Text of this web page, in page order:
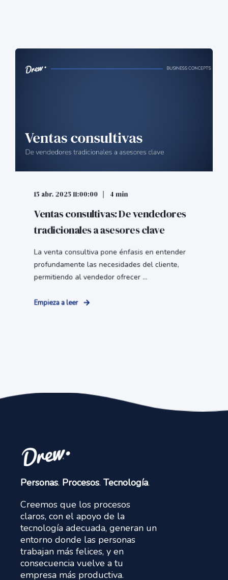
15 abr. 2025 11:00:00 4 min
Ventas consultivas: De vendedores
tradicionales a asesores clave
La venta consultiva pone énfasis en entender
profundamente las necesidades del cliente,
permitiendo al vendedor ofrecer ...
Empieza a leer
Personas. Procesos. Tecnología.
Creemos que los procesos
claros, con el apoyo de la
tecnología adecuada, generan un
entorno donde las personas
trabajan más felices, y en
consecuencia vuelve a tu
empresa más productiva.